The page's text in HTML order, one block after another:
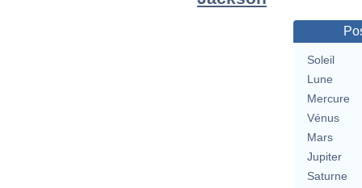
Soleil
Lune
Mercure
Vénus
Mars
Jupiter
Saturne